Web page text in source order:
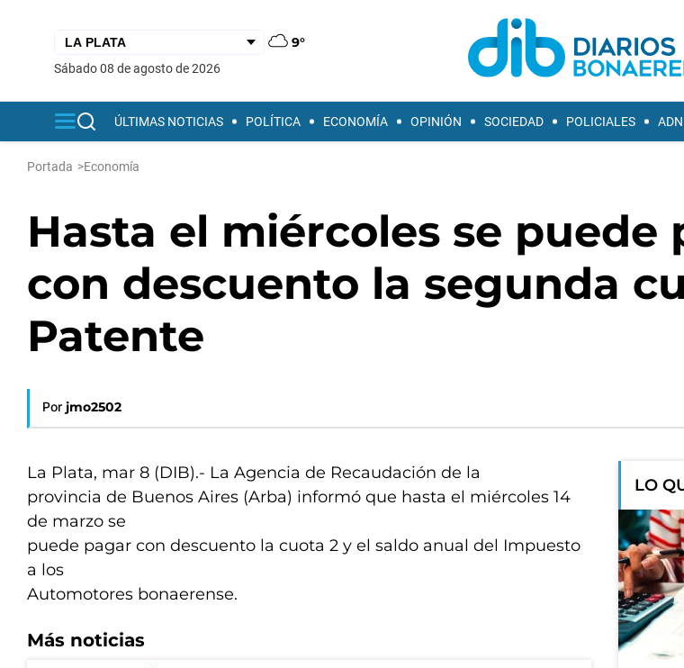
9°
sábado 08 de agosto de 2026
ÚLTIMAS NOTICIAS POLÍTICA ECONOMÍA OPINIÓN SOCIEDAD POLICIALES
Portada >Economía
Hasta el miércoles se puede
con descuento la segunda
Patente
Por jmo2502
La Plata, mar 8 (DIB).- La Agencia de Recaudación de la
provincia de Buenos Aires (Arba) informó que hasta el miércoles 14
de marzo se
puede pagar con descuento la cuota 2 y el saldo anual del Impuesto
a los
Automotores bonaerense.
Más noticias
LO